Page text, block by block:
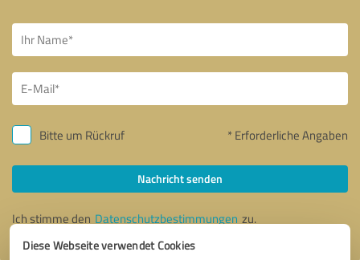
Diese Webseite verwendet Cookies
Bitte um Rückruf * Erforderliche Angaben
Nachricht senden
Ich stimme den Datenschutzbestimmungen zu.